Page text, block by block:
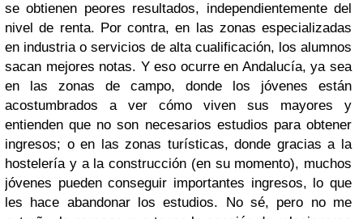
se obtienen peores resultados, independientemente del
nivel de renta. Por contra, en las zonas especializadas
en industria o servicios de alta cualificación, los alumnos
sacan mejores notas. Y eso ocurre en Andalucía, ya sea
en las zonas de campo, donde los jóvenes están
acostumbrados a ver cómo viven sus mayores y
entienden que no son necesarios estudios para obtener
ingresos; o en las zonas turísticas, donde gracias a la
hostelería y a la construcción (en su momento), muchos
jóvenes pueden conseguir importantes ingresos, lo que
les hace abandonar los estudios.
No sé, pero no me